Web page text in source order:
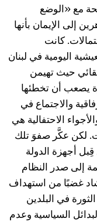
مع «الوضع
إلى الإيمان بأنها
كانت
اليومية في لبنان
حيث تهيمن
يصعب أن تخطئها
والاجتماع في
الاحتفالية هي
لكن عكَّر صفوَ تلك
أجهزة الدولة
إلى صدر النظام
غضبًا من استهداف
نهاية عام 2019 بدأت الثورة في البلدين
السياسية وعدم